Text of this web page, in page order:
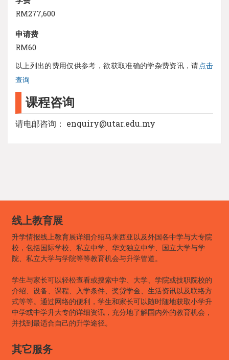
RM277,600
申请费
RM60
以上列出的费用仅供参考，欲获取准确的学杂费资讯，请点击
查询
课程咨询
请电邮咨询： enquiry@utar.edu.my
线上教育展
升学情报线上教育展详细介绍马来西亚以及外国各中学与大专院
校，包括国际学校、私立中学、华文独立中学、国立大学与学
院、私立大学与学院等等教育机会与升学管道。
学生与家长可以轻松查看或搜索中学、大学、学院或技职院校的
介绍、设备、课程、入学条件、奖贷学金、生活资讯以及联络方
式等等。通过网络的便利，学生和家长可以随时随地获取小学升
中学或中学升大专的详细资讯，充分地了解国内外的教育机会，
并找到最适合自己的升学途径。
其它服务